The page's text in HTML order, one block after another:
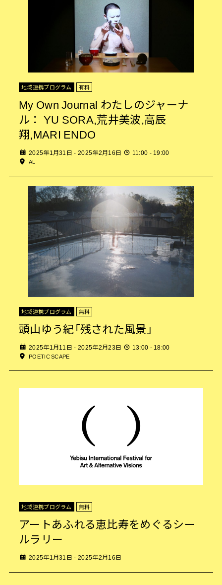
地域連携プログラム 有料
My Own Journal わたしのジャーナ
ル： YU SORA,荒井美波,高辰
翔,MARI ENDO
2025年1月31日 - 2025年2月16日 11:00 - 19:00
AL
地域連携プログラム 無料
頭山ゆう紀「残された風景」
2025年1月11日 - 2025年2月23日 13:00 - 18:00
POETIC SCAPE
地域連携プログラム 無料
アートあふれる恵比寿をめぐるシー
ルラリー
2025年1月31日 - 2025年2月16日